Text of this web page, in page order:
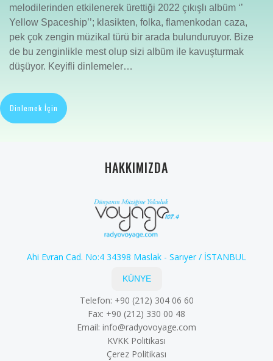
melodilerinden etkilenerek ürettiği 2022 çıkışlı albüm ‘’
Yellow Spaceship’’; klasikten, folka, flamenkodan caza,
pek çok zengin müzikal türü bir arada bulunduruyor. Bize
de bu zenginlikle mest olup sizi albüm ile kavuşturmak
düşüyor. Keyifli dinlemeler…
Dinlemek İçin
HAKKIMIZDA
Ahi Evran Cad. No:4 34398 Maslak - Sarıyer / İSTANBUL
KÜNYE
Telefon: +90 (212) 304 06 60
Fax: +90 (212) 330 00 48
Email: info@radyovoyage.com
KVKK Politikası
Çerez Politikası